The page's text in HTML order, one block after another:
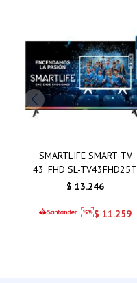
SMARTLIFE SMART TV
43¨FHD SL-TV43FHD25T
$ 13.246
$ 11.259